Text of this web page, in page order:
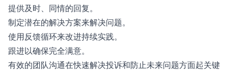
提供及时、同情的回复。
制定潜在的解决方案来解决问题。
使用反馈循环来改进持续实践。
跟进以确保完全满意。
有效的团队沟通在快速解决投诉和防止未来问题方面起关键